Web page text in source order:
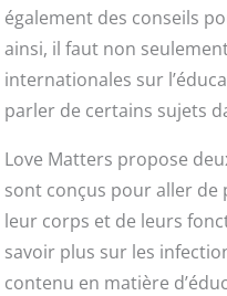
également des conseils
ainsi, il faut non
internationales sur
parler de certains sujets
Love Matters propose
sont conçus pour aller de
leur corps et de leurs
savoir plus sur les
contenu en matière